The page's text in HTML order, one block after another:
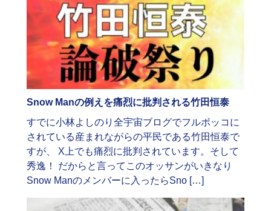
Snow Manの例えを痛烈に批判される竹田恒泰
すでに小林よしのり全宇宙ブログでフルボッコに
されている産まれながらの平民である竹田恒泰で
すが、 X上でも痛烈に批判されています。そして
秀逸！ だからと言ってこのオッサンがいきなり
Snow Manのメンバーに入ったらSno […]